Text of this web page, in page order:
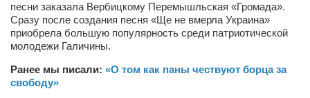
Валентин Бурый
Артём Мяус
Барды
песни заказала Вербицкому Перемышльская «Громада».
Сразу после создания песня «Ще не вмерла Украина»
приобрела большую популярность среди патриотической
молодежи Галичины.
Ранее мы писали: «О том как паны чествуют борца за
свободу»